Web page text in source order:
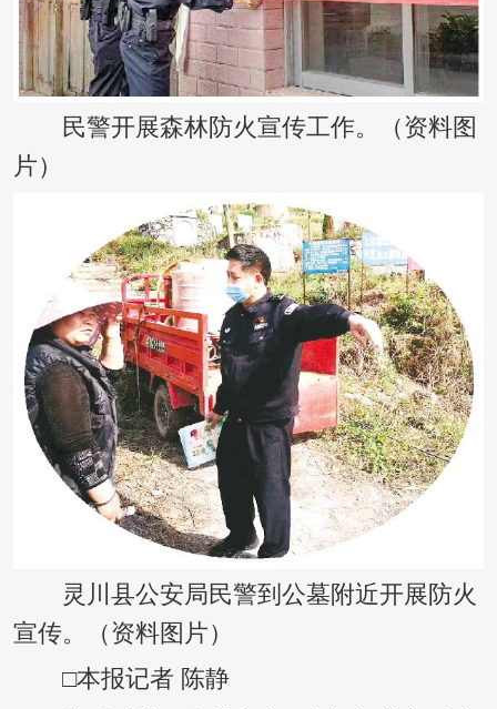
民警开展森林防火宣传工作。（资料图
片）
灵川县公安局民警到公墓附近开展防火
宣传。（资料图片）
□本报记者 陈静